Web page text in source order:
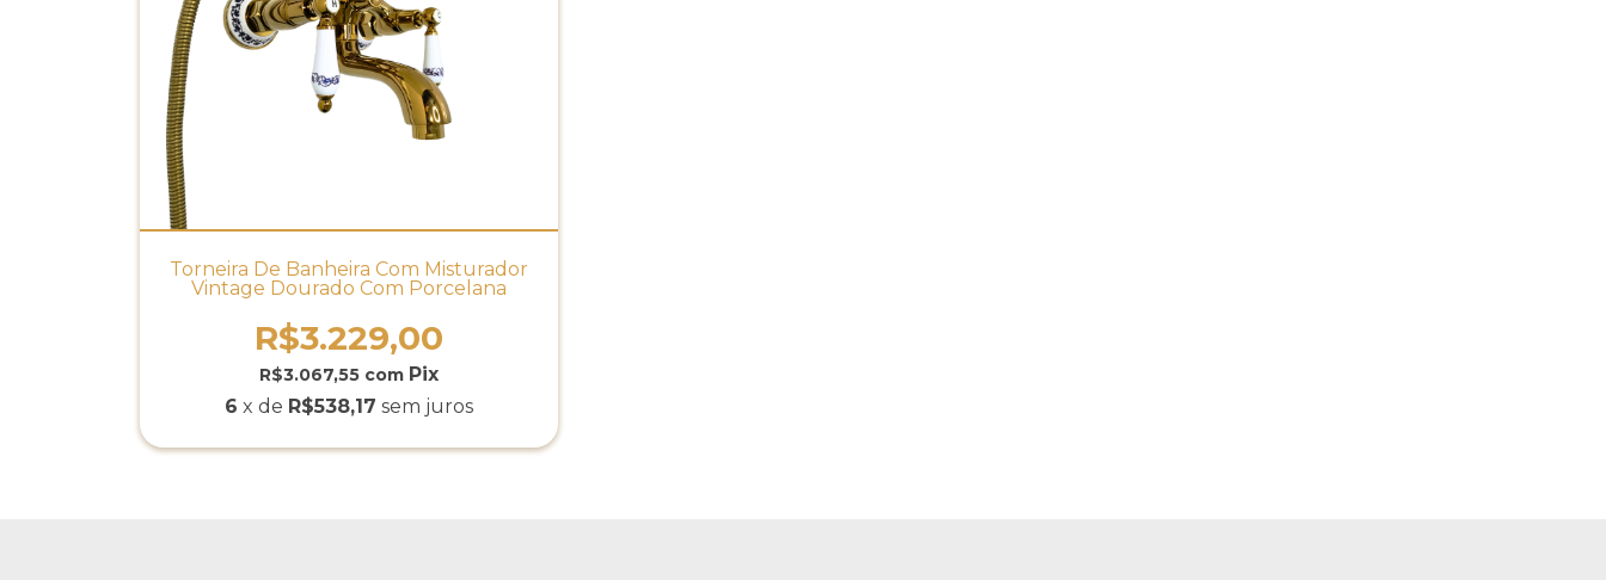
Torneira De Banheira Com Misturador
Vintage Dourado Com Porcelana
R$3.229,00
R$3.067,55 com
6 x de R$538,17 sem juros